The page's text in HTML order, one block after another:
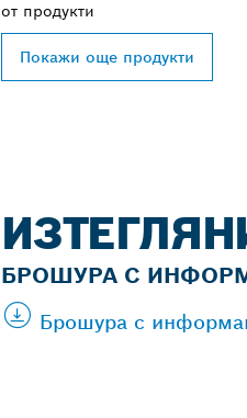
от продукти
Покажи още продукти
БРОШУРА С
Брошура с